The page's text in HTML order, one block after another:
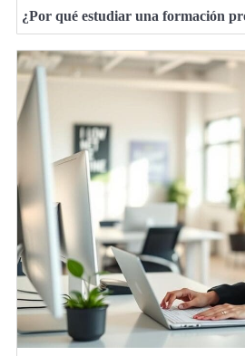
¿Por qué estudiar una formación